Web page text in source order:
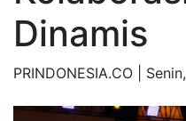
Dinamis
PRINDONESIA.CO | Senin,